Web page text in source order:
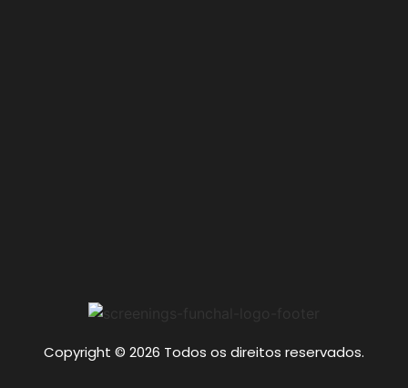
Copyright © 2026 Todos os direitos reservados.